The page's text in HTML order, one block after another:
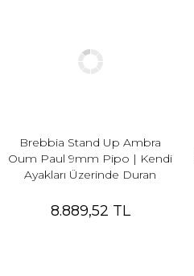
Brebbia Stand Up Ambra
Oum Paul 9mm Pipo | Kendi
Ayakları Üzerinde Duran
8.889,52 TL